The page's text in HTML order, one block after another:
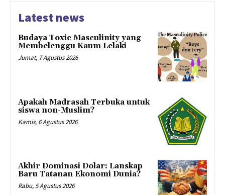
Latest news
Budaya Toxic Masculinity yang
Membelenggu Kaum Lelaki
Jumat, 7 Agustus 2026
Apakah Madrasah Terbuka untuk
siswa non-Muslim?
Kamis, 6 Agustus 2026
Akhir Dominasi Dolar: Lanskap
Baru Tatanan Ekonomi Dunia?
Rabu, 5 Agustus 2026